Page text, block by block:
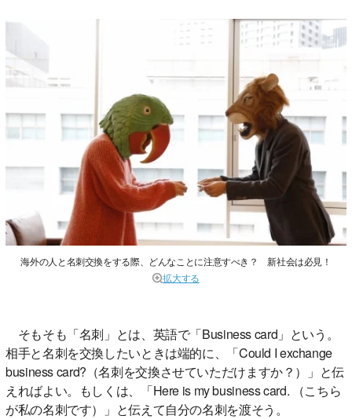
海外の人と名刺交換をする際、どんなことに注意すべき？ 新社会は必見！
拡大する
そもそも「名刺」とは、英語で「Business card」という。
相手と名刺を交換したいときは端的に、「Could I exchange
business card?（名刺を交換させていただけますか？）」と伝
えればよい。もしくは、「Here is my business card. （こちら
が私の名刺です）」と伝えて自分の名刺を渡そう。